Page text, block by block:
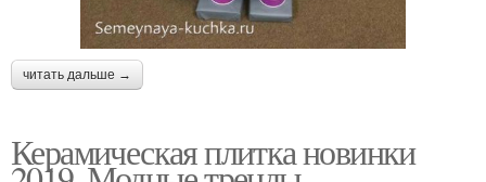
читать дальше →
Керамическая плитка новинки